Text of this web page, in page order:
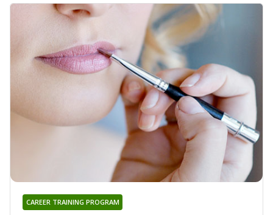
CAREER TRAINING PROGRAM